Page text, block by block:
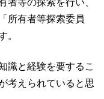
者等の探索を行い、
所有者等探索委員
。
識と経験を要するこ
考えられていると思